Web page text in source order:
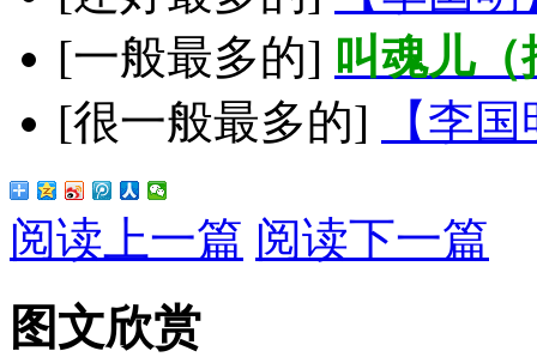
[一般最多的] 叫魂儿
[很一般最多的]
【李
阅读上一篇 阅读下一篇
图文欣赏